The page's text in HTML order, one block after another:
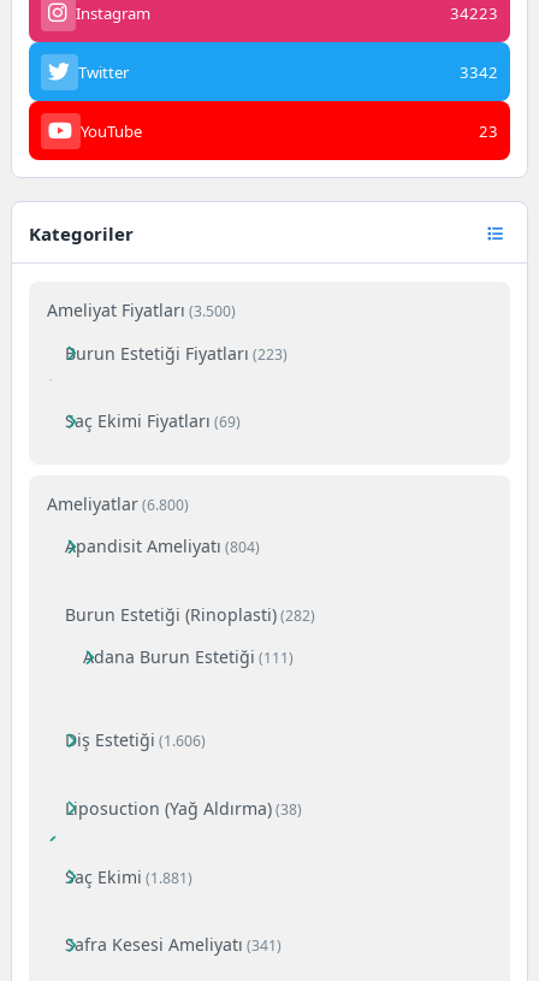
Instagram 34223
Twitter 3342
YouTube 23
Kategoriler
Ameliyat Fiyatları (3.500)
Burun Estetiği Fiyatları (223)
Saç Ekimi Fiyatları (69)
Ameliyatlar(6.800)
Apandisit Ameliyatı (804)
Burun Estetiği (Rinoplasti)(282)
Adana Burun Estetiği (111)
Diş Estetiği (1.606)
Liposuction (Yağ Aldırma)(38)
Saç Ekimi (1.881)
Safra Kesesi Ameliyatı (341)